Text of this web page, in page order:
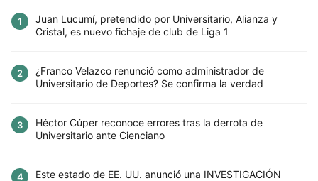
1
Juan Lucumí, pretendido por Universitario, Alianza y
Cristal, es nuevo fichaje de club de Liga 1
2
¿Franco Velazco renunció como administrador de
Universitario de Deportes? Se confirma la verdad
3
Héctor Cúper reconoce errores tras la derrota de
Universitario ante Cienciano
4 Este estado de EE. UU. anunció una INVESTIGACIÓN